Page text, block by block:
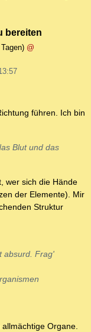
bereiten
@
führen. Ich bin
Blut und das
wer sich die Hände
der Elemente). Mir
Struktur
absurd. Frag'
Organe.